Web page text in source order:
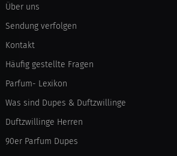
Über uns
Sendung verfolgen
Kontakt
Häufig gestellte Fragen
Parfum- Lexikon
Was sind Dupes & Duftzwillinge
Duftzwillinge Herren
90er Parfum Dupes